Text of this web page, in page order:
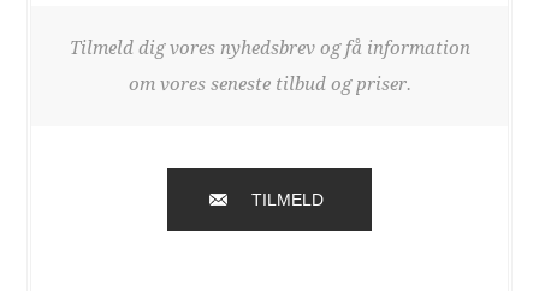
Tilmeld dig vores nyhedsbrev og få information
om vores seneste tilbud og priser.
TILMELD